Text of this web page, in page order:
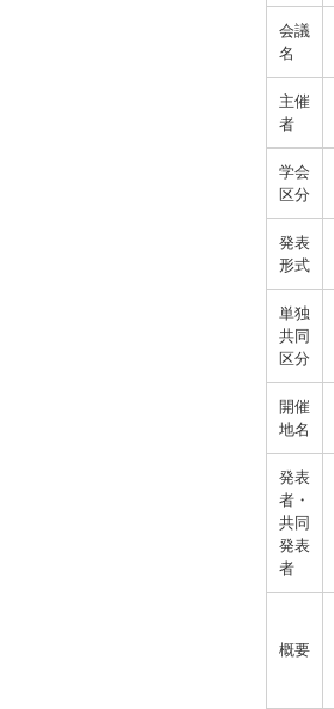
会議
名
主催
者
学会
区分
発表
形式
単独
共同
区分
開催
地名
発表
者・
共同
発表
者
概要